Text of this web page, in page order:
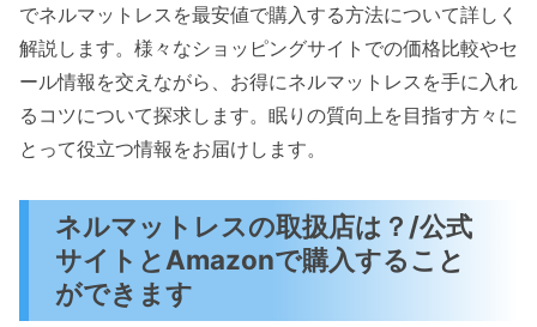
でネルマットレスを最安値で購入する方法について詳しく
解説します。様々なショッピングサイトでの価格比較やセ
ール情報を交えながら、お得にネルマットレスを手に入れ
るコツについて探求します。眠りの質向上を目指す方々に
とって役立つ情報をお届けします。
ネルマットレスの取扱店は？/公式
サイトとAmazonで購入すること
ができます